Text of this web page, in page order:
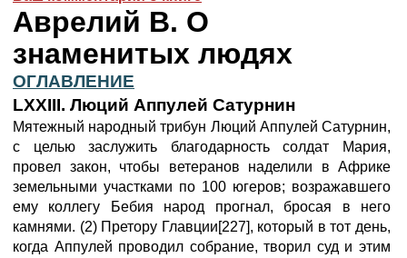
Аврелий В. О
знаменитых людях
ОГЛАВЛЕНИЕ
LXXIII. Люций Аппулей Сатурнин
Мятежный народный трибун Люций Аппулей Сатурнин,
с целью заслужить благодарность солдат Мария,
провел закон, чтобы ветеранов наделили в Африке
земельными участками по 100 югеров; возражавшего
ему коллегу Бебия народ прогнал, бросая в него
камнями. (2) Претору Главции[227], который в тот день,
когда Аппулей проводил собрание, творил суд и этим